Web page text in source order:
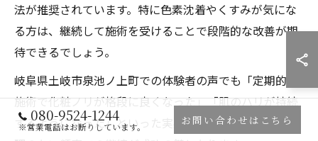
法が推奨されています。特に色素沈着やくすみが気にな
る方は、継続して施術を受けることで段階的な改善が期
待できるでしょう。
岐阜県土岐市泉池ノ上町での体験者の声でも「定期的な
施術で化粧ノリが格段に良くなった」「肌のハリが持続
するようになった」といった実感が寄せられており、無
080-9524-1244
※営業電話はお断りしています。 お問い合わせはこちら